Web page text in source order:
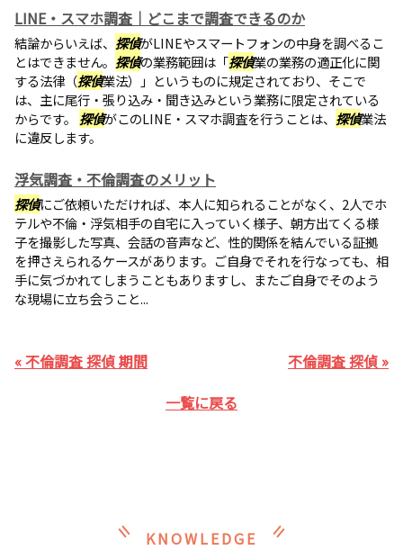
LINE・スマホ調査｜どこまで調査できるのか
結論からいえば、 探偵がLINEやスマートフォンの中身を調べるこ
とはできません。 探偵の業務範囲は「探偵業の業務の適正化に関
する法律（探偵業法）」というものに規定されており、そこで
は、主に尾行・張り込み・聞き込みという業務に限定されている
からです。 探偵がこのLINE・スマホ調査を行うことは、 探偵業法
に違反します。
浮気調査・不倫調査のメリット
探偵にご依頼いただければ、本人に知られることがなく、2人でホ
テルや不倫・浮気相手の自宅に入っていく様子、朝方出てくる様
子を撮影した写真、会話の音声など、性的関係を結んでいる証拠
を押さえられるケースがあります。ご自身でそれを行なっても、相
手に気づかれてしまうこともありますし、またご自身でそのよう
な現場に立ち会うこと...
« 不倫調査 探偵 期間
不倫調査 探偵 »
一覧に戻る
KNOWLEDGE